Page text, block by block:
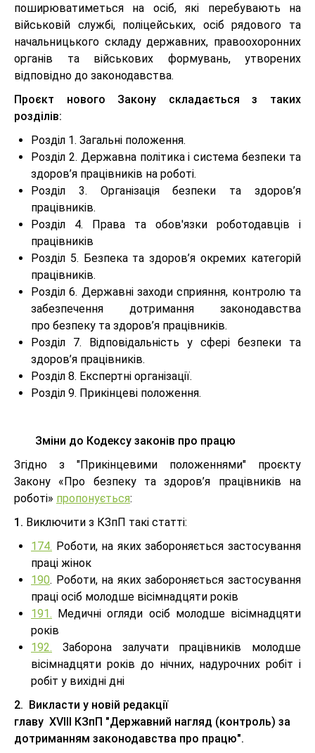
поширюватиметься на осіб, які перебувають на
військовій службі, поліцейських, осіб рядового та
начальницького складу державних, правоохоронних
органів та військових формувань, утворених
відповідно до законодавства.
Проєкт нового Закону складається з таких
розділів:
Розділ 1. Загальні положення.
Розділ 2. Державна політика і система безпеки та
здоров’я працівників на роботі.
Розділ 3. Організація безпеки та здоров’я
працівників.
Розділ 4. Права та обов'язки роботодавців і
працівників
Розділ 5. Безпека та здоров’я окремих категорій
працівників.
Розділ 6. Державні заходи сприяння, контролю та
забезпечення дотримання законодавства
про безпеку та здоров’я працівників.
Розділ 7. Відповідальність у сфері безпеки та
здоров’я працівників.
Розділ 8. Експертні організації.
Розділ 9. Прикінцеві положення.
Зміни до Кодексу законів про працю
Згідно з "Прикінцевими положеннями" проєкту
Закону «Про безпеку та здоров’я працівників на
роботі» пропонується:
1. Виключити з КЗпП такі статті:
174. Роботи, на яких забороняється застосування
праці жінок
190. Роботи, на яких забороняється застосування
праці осіб молодше вісімнадцяти років
191. Медичні огляди осіб молодше вісімнадцяти
років
192. Заборона залучати працівників молодше
вісімнадцяти років до нічних, надурочних робіт і
робіт у вихідні дні
2. Викласти у новій редакції
главу XVIII КЗпП "Державний нагляд (контроль) за
дотриманням законодавства про працю".